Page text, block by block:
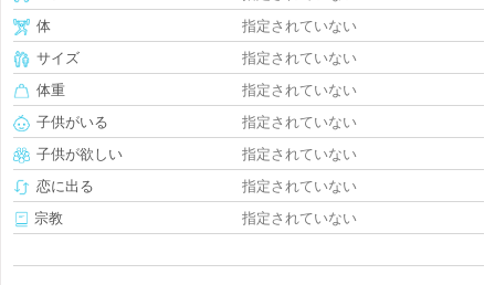
体
指定されていない
サイズ
指定されていない
体重
指定されていない
子供がいる
指定されていない
子供が欲しい
指定されていない
恋に出る
指定されていない
宗教
指定されていない